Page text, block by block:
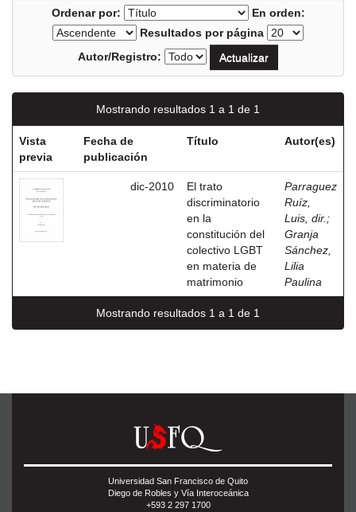
Ordenar por:
En orden:
Resultados por página
Autor/Registro:
Mostrando resultados 1 a 1 de 1
Vista
previa
Fecha de
publicación
Título Autor(es)
dic-2010
El trato
discriminatorio
en la
constitución del
colectivo LGBT
en materia de
matrimonio
Parraguez
Ruíz,
Luis, dir. ;
Granja
Sánchez,
Lilia
Paulina
Mostrando resultados 1 a 1 de 1
Universidad San Francisco de Quito
Diego de Robles y Vía Interoceánica
+593 2 297 1700